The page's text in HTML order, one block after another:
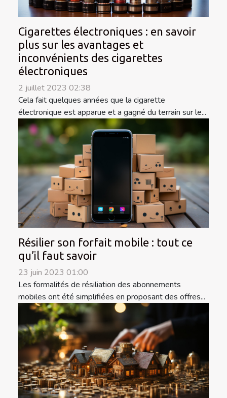
Cigarettes électroniques : en savoir
plus sur les avantages et
inconvénients des cigarettes
électroniques
2 juillet 2023 02:38
Cela fait quelques années que la cigarette
électronique est apparue et a gagné du terrain sur le...
Résilier son forfait mobile : tout ce
qu’il faut savoir
23 juin 2023 01:00
Les formalités de résiliation des abonnements
mobiles ont été simplifiées en proposant des offres...